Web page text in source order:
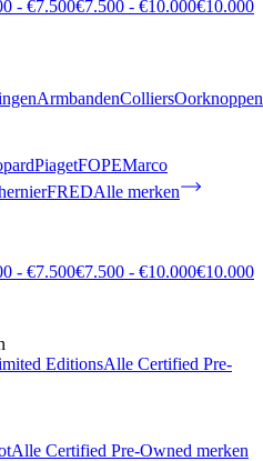
- €7.500€7.500 - €10.000€10.000
ArmbandenColliersOorknoppen
PiagetFOPEMarco
FREDAlle merken
- €7.500€7.500 - €10.000€10.000
EditionsAlle Certified Pre-
Alle Certified Pre-Owned merken